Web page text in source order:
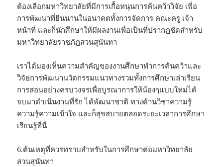
ต้องเลือกมหาวิทยาลัยที่มีการเกื้อหนุนการค้นคว้าวิจัย เพื่อ
การพัฒนาที่ยืนนานในอนาคตทั้งการจัดการ คณะครู เจ้า
หน้าที่ และก็นักศึกษาให้มีผลงานเพื่อเป็นที่ปรากฏชัดสำหรับ
มหาวิทยาลัยราชภัฏสวนสุนันทา
เราได้มองเห็นความสำคัญของงานศึกษาทำการค้นคว้าและ
วิจัยการพัฒนานวัตกรรมแนวทางรวมทั้งการศึกษาเล่าเรียน
การสอนอย่างครบวงจรเพื่อบูรณาการให้น้องๆแบบใหม่ได้
จบมาดำเนินงานที่รัก ได้พัฒนาชาติ ทางด้านวิชาความรู้
ความรู้ความเข้าใจ และก็สุขสบายตลอดระยะเวลาการศึกษา
เรียนรู้ที่นี่
6.ต้นเหตุที่ควรทราบสำหรับในการศึกษาต่อมหาวิทยาลัย
สวนสุนันทา